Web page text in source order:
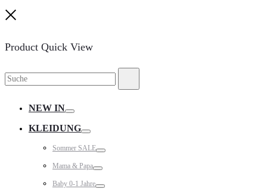
Product Quick View
Suche
NEW IN
KLEIDUNG
Sommer SALE
Mama & Papa
Baby 0-1 Jahre